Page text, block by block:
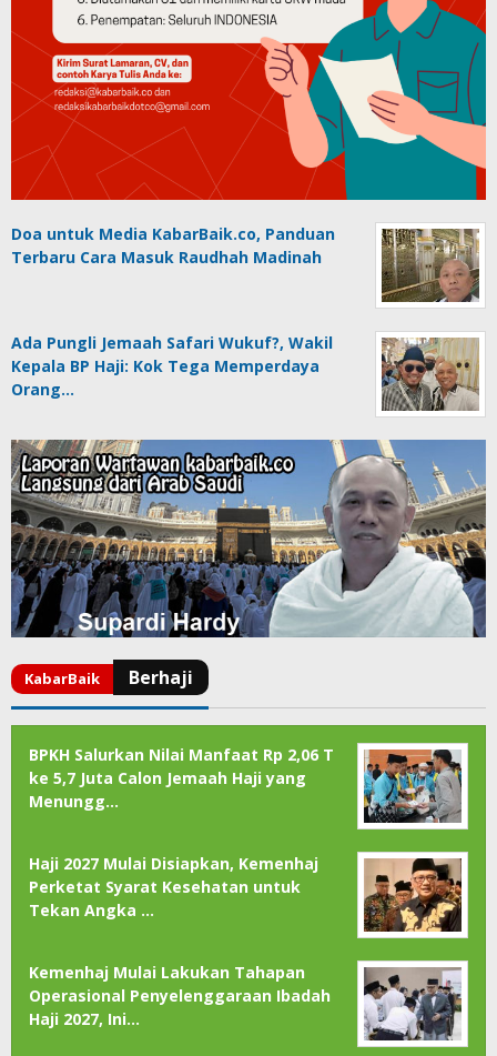
Doa untuk Media KabarBaik.co, Panduan
Terbaru Cara Masuk Raudhah Madinah
Ada Pungli Jemaah Safari Wukuf?, Wakil
Kepala BP Haji: Kok Tega Memperdaya
Orang…
BPKH Salurkan Nilai Manfaat Rp 2,06 T
ke 5,7 Juta Calon Jemaah Haji yang
Menungg…
Haji 2027 Mulai Disiapkan, Kemenhaj
Perketat Syarat Kesehatan untuk
Tekan Angka …
Kemenhaj Mulai Lakukan Tahapan
Operasional Penyelenggaraan Ibadah
Haji 2027, Ini…